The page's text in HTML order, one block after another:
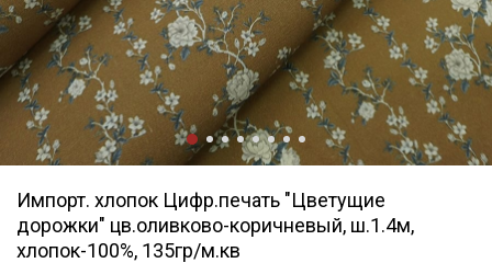
Импорт. хлопок Цифр.печать "Цветущие
дорожки" цв.оливково-коричневый, ш.1.4м,
хлопок-100%, 135гр/м.кв